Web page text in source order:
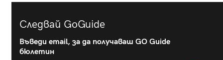
Следвай GoGuide
Въведи email, за да получаваш GO Guide
бюлетин